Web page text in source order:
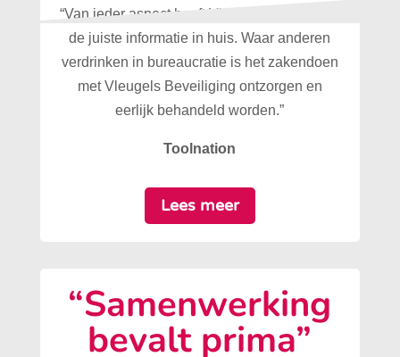
“Van ieder aspect heeft Vleugels Beveiliging
de juiste informatie in huis. Waar anderen
verdrinken in bureaucratie is het zakendoen
met Vleugels Beveiliging ontzorgen en
eerlijk behandeld worden.”
Toolnation
Lees meer
“Samenwerking
bevalt prima”